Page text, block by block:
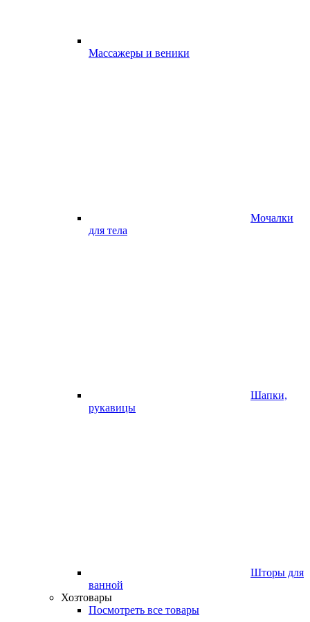
Массажеры и веники
Мочалки
для тела
Шапки,
рукавицы
Шторы для
ванной
Хозтовары
Посмотреть все товары